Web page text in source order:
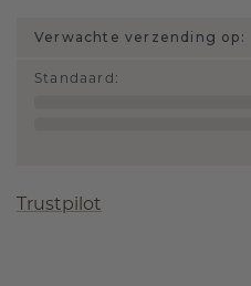
Verwachte verzending op:
Standaard :
Trustpilot